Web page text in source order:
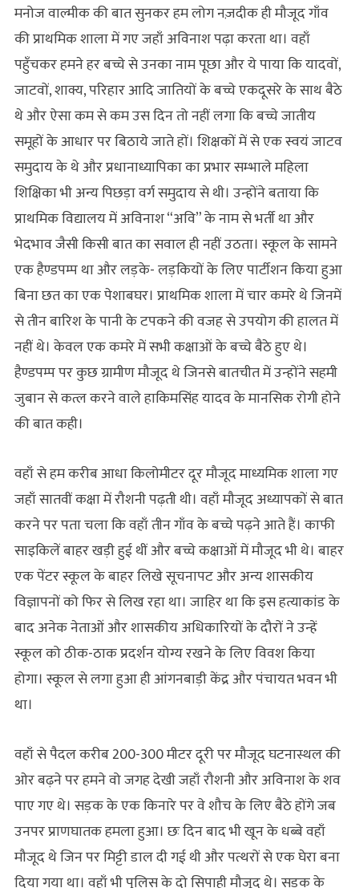
मनोज वाल्मीक की बात सुनकर हम लोग नज़दीक ही मौजूद गाँव
की प्राथमिक शाला में गए जहाँ अविनाश पढ़ा करता था। वहाँ
पहुँचकर हमने हर बच्चे से उनका नाम पूछा और ये पाया कि यादवों,
जाटवों, शाक्य, परिहार आदि जातियों के बच्चे एकदूसरे के साथ बैठे
थे और ऐसा कम से कम उस दिन तो नहीं लगा कि बच्चे जातीय
समूहों के आधार पर बिठाये जाते हों। शिक्षकों में से एक स्वयं जाटव
समुदाय के थे और प्रधानाध्यापिका का प्रभार सम्भाले महिला
शिक्षिका भी अन्य पिछड़ा वर्ग समुदाय से थी। उन्होंने बताया कि
प्राथमिक विद्यालय में अविनाश “अवि” के नाम से भर्ती था और
भेदभाव जैसी किसी बात का सवाल ही नहीं उठता। स्कूल के सामने
एक हैण्डपम्प था और लड़के- लड़कियों के लिए पार्टीशन किया हुआ
बिना छत का एक पेशाबघर। प्राथमिक शाला में चार कमरे थे जिनमें
से तीन बारिश के पानी के टपकने की वजह से उपयोग की हालत में
नहीं थे। केवल एक कमरे में सभी कक्षाओं के बच्चे बैठे हुए थे।
हैण्डपम्प पर कुछ ग्रामीण मौजूद थे जिनसे बातचीत में उन्होंने सहमी
जुबान से कत्ल करने वाले हाकिमसिंह यादव के मानसिक रोगी होने
की बात कही।
वहाँ से हम करीब आधा किलोमीटर दूर मौजूद माध्यमिक शाला गए
जहाँ सातवीं कक्षा में रौशनी पढ़ती थी। वहाँ मौजूद अध्यापकों से बात
करने पर पता चला कि वहाँ तीन गाँव के बच्चे पढ़ने आते हैं। काफी
साइकिलें बाहर खड़ी हुई थीं और बच्चे कक्षाओं में मौजूद भी थे। बाहर
एक पेंटर स्कूल के बाहर लिखे सूचनापट और अन्य शासकीय
विज्ञापनों को फिर से लिख रहा था। जाहिर था कि इस हत्याकांड के
बाद अनेक नेताओं और शासकीय अधिकारियों के दौरों ने उन्हें
स्कूल को ठीक-ठाक प्रदर्शन योग्य रखने के लिए विवश किया
होगा। स्कूल से लगा हुआ ही आंगनबाड़ी केंद्र और पंचायत भवन भी
था।
वहाँ से पैदल करीब 200-300 मीटर दूरी पर मौजूद घटनास्थल की
ओर बढ़ने पर हमने वो जगह देखी जहाँ रौशनी और अविनाश के शव
पाए गए थे। सड़क के एक किनारे पर वे शौच के लिए बैठे होंगे जब
उनपर प्राणघातक हमला हुआ। छः दिन बाद भी खून के धब्बे वहाँ
मौजूद थे जिन पर मिट्टी डाल दी गई थी और पत्थरों से एक घेरा बना
दिया गया था। वहाँ भी पुलिस के दो सिपाही मौजूद थे। सड़क के